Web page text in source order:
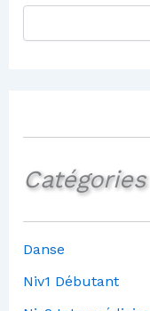
Catégories
Danse
Niv1 Débutant